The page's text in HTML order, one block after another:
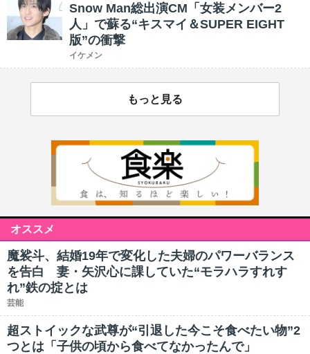
Snow Man総出演CM「女装メンバー2
人」で蘇る“キスマイ＆SUPER EIGHT
版”の衝撃
イケメン
もっと見る
オススメ
魔裟斗、結婚19年で変化した夫婦のパワーバランス
を告白 妻・矢沢心に課していた“モラハラすれす
れ”鉄の掟とは
芸能
超ストイックな武尊が“引退した今こそ食べたい物”2
つとは「子供の頃から食べてなかったんで」